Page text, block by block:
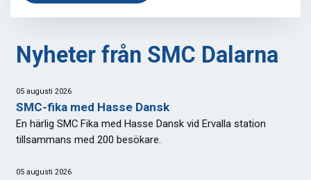
Nyheter från SMC Dalarna
05 augusti 2026
SMC-fika med Hasse Dansk
En härlig SMC Fika med Hasse Dansk vid Ervalla station
tillsammans med 200 besökare.
05 augusti 2026